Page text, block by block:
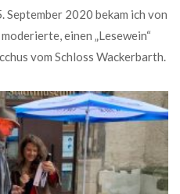
2020 bekam ich von
einen „Lesewein“
vom Schloss Wackerbarth.